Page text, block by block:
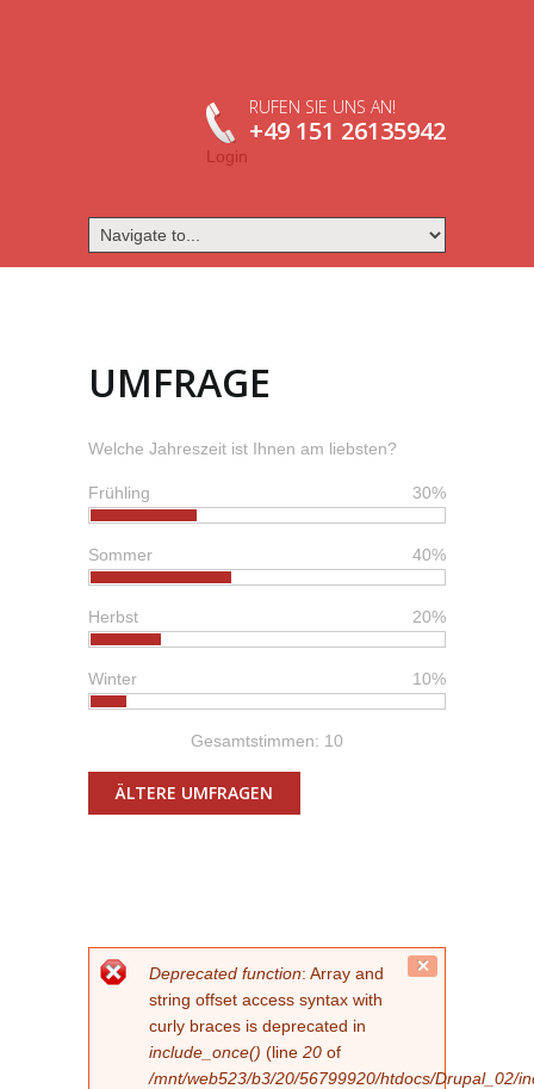
RUFEN SIE UNS AN!
+49 151 26135942
Login
UMFRAGE
Welche Jahreszeit ist Ihnen am liebsten?
30%
Frühling
40%
Sommer
20%
Herbst
10%
Winter
Gesamtstimmen: 10
ÄLTERE UMFRAGEN
FEHLERMELDUNG
Deprecated function: Array and
string offset access syntax with
curly braces is deprecated in
include_once() (line 20 of
/mnt/web523/b3/20/56799920/htdocs/Drupal_02/